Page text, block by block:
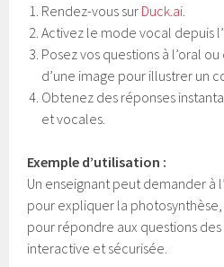
Rendez-vous sur Duck.ai
Activez le mode vocal depuis
Posez vos questions à l’oral
d’une image pour illustrer un
Obtenez des réponses
et vocales.
Exemple d’utilisation :
Un enseignant peut demander à
pour expliquer la
pour répondre aux questions
interactive et sécurisée.